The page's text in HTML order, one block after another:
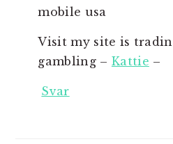
mobile usa
Visit my site is
gambling – Kattie –
Svar